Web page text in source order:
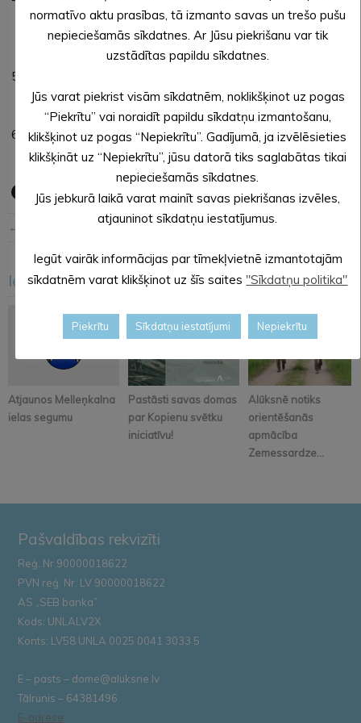
novada pašvaldības nekustamā īpašuma “Ausekļos 3”-6,
Alsviķos, Alsviķu pagastā, Alūksnes novadā atsavināšanu”
Alūksnes novada pašvaldības Ceļu un ielu uzkrājuma
fonda.
Par ielu seguma atjaunošanu un lietus ūdens kanalizācijas
sistēmas izbūvi.
← Iepriekšējā ziņa Nākošā ziņa →
Iesakām arī šo
Atjaunos Melleņkalna
ielas segumu
Pastāsti savas domas
par Kopienu svētku
iniciatīvu!
Alūksnē notiks
orientēšanās
apmācība
Zemessardze...
< >
Pašvaldības rekvizīti
Reģ. Nr.90000018622
PVN reģ. Nr. LV 90000018622
AS „SEB banka”
Kods: UNLALV2X
Konts: LV58 UNLA 0025 0041 3033 5
E – pasts – dome@aluksne.lv
Tālrunis – 64381496
E-adrese
normatīvo aktu prasības, tā izmanto savas un trešo pušu
nepieciešamās sīkdatnes. Ar Jūsu piekrišanu var tik
uzstādītas papildu sīkdatnes.
Jūs varat piekrist visām sīkdatnēm, noklikšķinot uz pogas
“Piekrītu” vai noraidīt papildu sīkdatņu izmantošanu,
klikšķinot uz pogas “Nepiekrītu”. Gadījumā, ja izvēlēsieties
klikšķināt uz “Nepiekrītu”, jūsu datorā tiks saglabātas tikai
nepieciešamās sīkdatnes.
Jūs jebkurā laikā varat mainīt savas piekrišanas izvēles,
atjauninot sīkdatņu iestatījumus.
Iegūt vairāk informācijas par tīmekļvietnē izmantotajām
sīkdatnēm varat klikšķinot uz šīs saites "Sīkdatņu politika"
Piekrītu Sīkdatņu iestatījumi Nepiekrītu